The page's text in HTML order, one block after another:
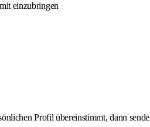
einzubringen
Profil übereinstimmt, dann